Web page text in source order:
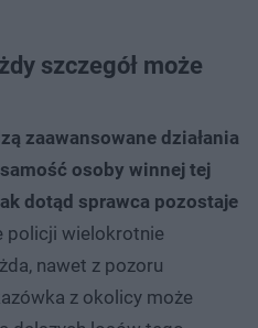
szczegół może
zaawansowane działania
osoby winnej tej
dotąd sprawca pozostaje
policji wielokrotnie
nawet z pozoru
z okolicy może